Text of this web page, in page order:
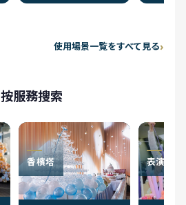
使用場景一覧をすべて見る
按服務搜索
香檳塔 表演者